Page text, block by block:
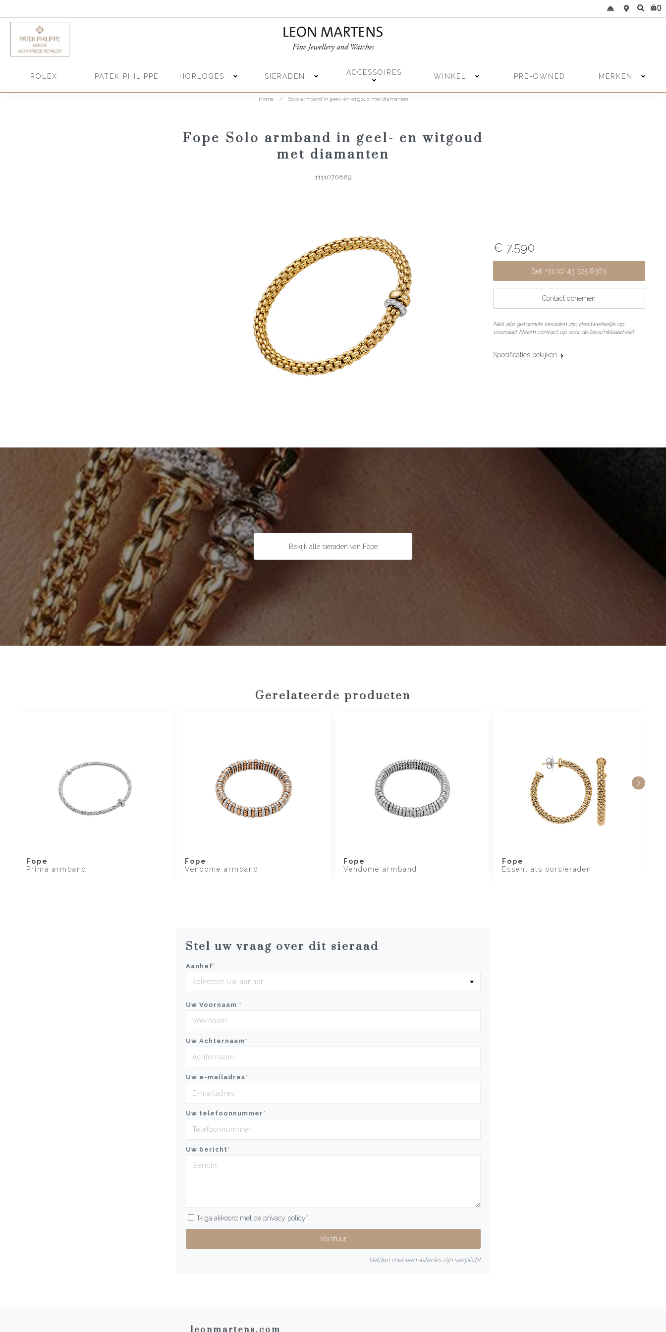
0
ROLEX PATEK PHILIPPE HORLOGES SIERADEN ACCESSOIRES WINKEL PRE-OWNED MERKEN
Home / Solo armband in geel- en witgoud met diamanten
Fope Solo armband in geel- en witgoud
met diamanten
1111070889
€ 7.590
Bel: +31 (0) 43 325 6363
Contact opnemen
Niet alle getoonde sieraden zijn daadwerkelijk op
voorraad. Neem contact op voor de beschikbaarheid.
Specificaties bekijken
Bekijk alle sieraden van Fope
Gerelateerde producten
Fope
Prima armband
Fope
Vendome armband
Fope
Vendome armband
Fope
Essentials oorsieraden
Stel uw vraag over dit sieraad
Aanhef*
Uw Voornaam *
Uw Achternaam*
Uw e-mailadres*
Uw telefoonnummer *
Uw bericht*
Ik ga akkoord met de privacy policy*
Velden met een asteriks zijn verplicht